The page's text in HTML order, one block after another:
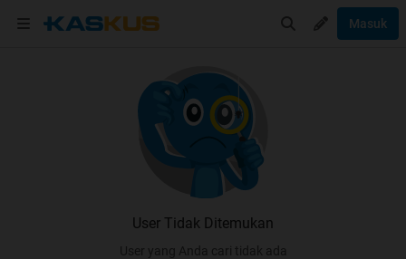
Masuk
User Tidak Ditemukan
User yang Anda cari tidak ada